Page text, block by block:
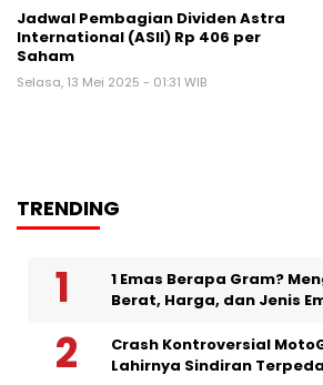
Jadwal Pembagian Dividen Astra
International (ASII) Rp 406 per
Saham
Selasa, 13 Mei 2025 - 01:31 WIB
TRENDING
1 Emas Berapa Gram?
Berat, Harga, dan Jenis
Crash Kontroversial
Lahirnya Sindiran